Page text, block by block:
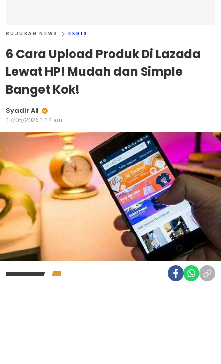
RUJUKAN NEWS EKBIS
6 Cara Upload Produk Di Lazada
Lewat HP! Mudah dan Simple
Banget Kok!
Syadir Ali
17/05/2026 1:14 am